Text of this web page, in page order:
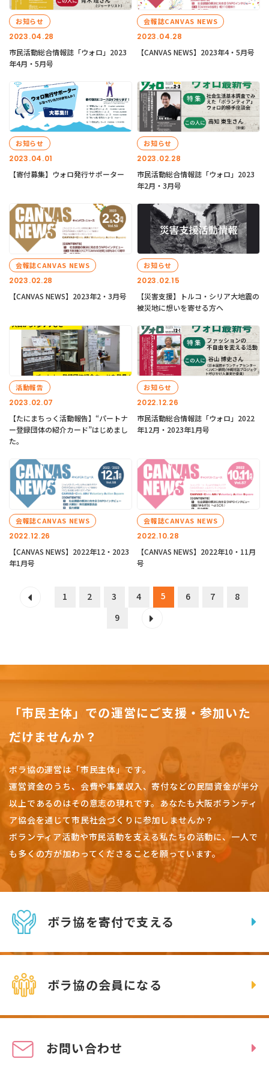
2023.04.28
お知らせ
市民活動総合情報誌「ウォロ」2023
年4月・5月号
2023.04.28
会報誌CANVAS NEWS
【CANVAS NEWS】2023年4・5月号
2023.04.01
お知らせ
【寄付募集】ウォロ発行サポーター
2023.02.28
お知らせ
市民活動総合情報誌「ウォロ」2023
年2月・3月号
2023.02.28
会報誌CANVAS NEWS
【CANVAS NEWS】2023年2・3月号
2023.02.15
お知らせ
【災害支援】トルコ・シリア大地震の
被災地に想いを寄せる方へ
2023.02.07
活動報告
【たにまちっく活動報告】“パートナ
ー登録団体の紹介カード”はじめまし
た。
2022.12.26
お知らせ
市民活動総合情報誌「ウォロ」2022
年12月・2023年1月号
2022.12.26
会報誌CANVAS NEWS
【CANVAS NEWS】2022年12・2023
年1月号
2022.10.28
会報誌CANVAS NEWS
【CANVAS NEWS】2022年10・11月
号
1 2 3 4 5 6 7
8
9
「市民主体」での運営にご支援・参加いた
だけませんか？
ボラ協の運営は「市民主体」です。
運営資金のうち、会費や事業収入、寄付などの民間資金が半分
以上であるのはその意志の現れです。 あなたも大阪ボランティ
ア協会を通じて市民社会づくりに参加しませんか？
ボランティア活動や市民活動を支える私たちの活動に、一人で
も多くの方が加わってくださることを願っています。
ボラ協を寄付で支える
ボラ協の会員になる
お問い合わせ